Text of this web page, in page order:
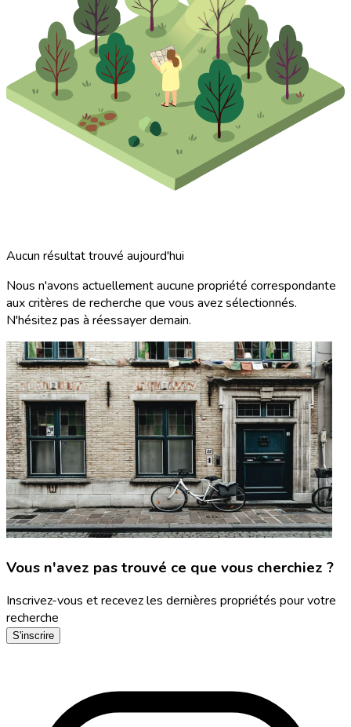
Aucun résultat trouvé aujourd'hui
Nous n'avons actuellement aucune propriété correspondante
aux critères de recherche que vous avez sélectionnés.
N'hésitez pas à réessayer demain.
Vous n'avez pas trouvé ce que vous cherchiez ?
Inscrivez-vous et recevez les dernières propriétés pour votre
recherche
S'inscrire